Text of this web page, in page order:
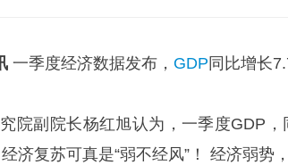
一季度经济数据发布， GDP 同比增长
院副院长杨红旭认为，一季度GDP，
济复苏可真是“弱不经风”！ 经济弱势